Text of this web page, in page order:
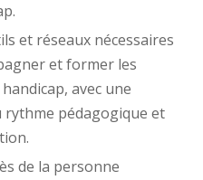
et réseaux nécessaires
et former les
avec une
pédagogique et
de la personne